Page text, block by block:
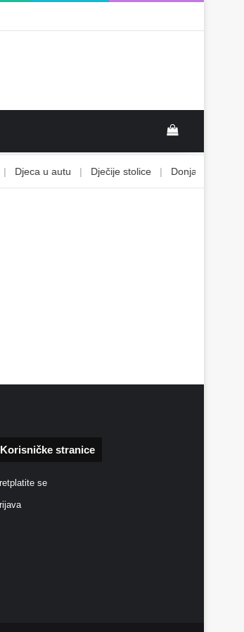
View your
Djeca u autu | Dječije stolice | Donja i gornja
Korisničke stranice
se